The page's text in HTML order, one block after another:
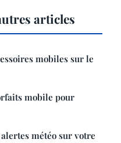
articles
mobiles sur le
mobile pour
météo sur votre